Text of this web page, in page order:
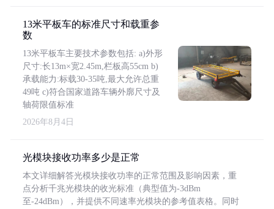
13米平板车的标准尺寸和载重参
数
13米平板车主要技术参数包括: a)外形
尺寸:长13m×宽2.45m,栏板高55cm b)
承载能力:标载30-35吨,最大允许总重
49吨 c)符合国家道路车辆外廓尺寸及
轴荷限值标准
2026年8月4日
光模块接收功率多少是正常
本文详细解答光模块接收功率的正常范围及影响因素，重
点分析千兆光模块的收光标准（典型值为-3dBm
至-24dBm），并提供不同速率光模块的参考值表格。同时